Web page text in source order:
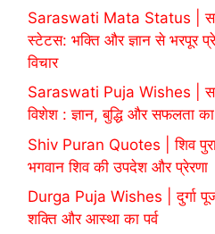
Saraswati Mata Status |
स्टेटस: भक्ति और ज्ञान से भरपूर
विचार
Saraswati Puja Wishes |
विशेश : ज्ञान, बुद्धि और सफलता का
Shiv Puran Quotes | शिव
भगवान शिव की उपदेश और प्रेरणा
Durga Puja Wishes | दुर्गा
शक्ति और आस्था का पर्व